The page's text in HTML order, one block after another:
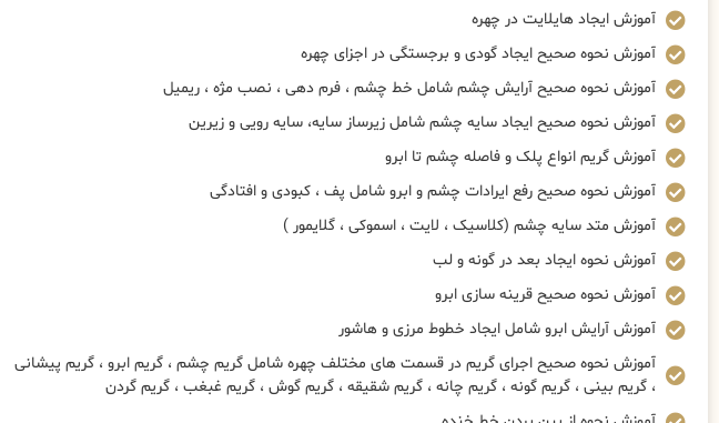
آموزش ایجاد هایلایت در چهره
آموزش نحوه صحیح ایجاد گودی و برجستگی در اجزای چهره
آموزش نحوه صحیح آرایش چشم شامل خط چشم ، فرم دهی ، نصب مژه ، ریمیل
آموزش نحوه صحیح ایجاد سایه چشم شامل زیرساز سایه، سایه رویی و زیرین
آموزش گریم انواع پلک و فاصله چشم تا ابرو
آموزش نحوه صحیح رفع ایرادات چشم و ابرو شامل پف ، کبودی و افتادگی
آموزش متد سایه چشم (کلاسیک ، لایت ، اسموکی ، گلایمور )
آموزش نحوه ایجاد بعد در گونه و لب
آموزش نحوه صحیح قرینه سازی ابرو
آموزش آرایش ابرو شامل ایجاد خطوط مرزی و هاشور
آموزش نحوه صحیح اجرای گریم در قسمت های مختلف چهره شامل گریم چشم ، گریم ابرو ، گریم پیشانی
، گریم بینی ، گریم گونه ، گریم چانه ، گریم شقیقه ، گریم گوش ، گریم غبغب ، گریم گردن